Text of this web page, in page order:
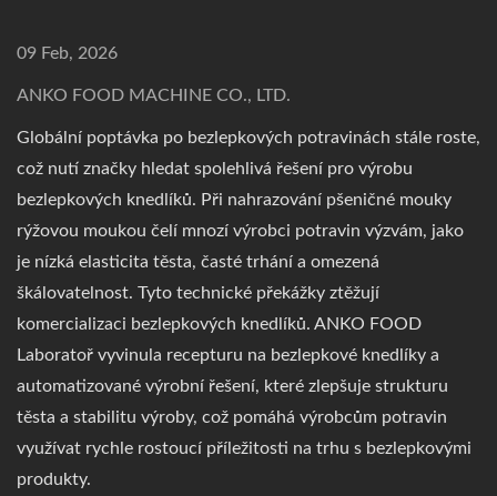
09 Feb, 2026
ANKO FOOD MACHINE CO., LTD.
Globální poptávka po bezlepkových potravinách stále roste,
což nutí značky hledat spolehlivá řešení pro výrobu
bezlepkových knedlíků. Při nahrazování pšeničné mouky
rýžovou moukou čelí mnozí výrobci potravin výzvám, jako
je nízká elasticita těsta, časté trhání a omezená
škálovatelnost. Tyto technické překážky ztěžují
komercializaci bezlepkových knedlíků. ANKO FOOD
Laboratoř vyvinula recepturu na bezlepkové knedlíky a
automatizované výrobní řešení, které zlepšuje strukturu
těsta a stabilitu výroby, což pomáhá výrobcům potravin
využívat rychle rostoucí příležitosti na trhu s bezlepkovými
produkty.